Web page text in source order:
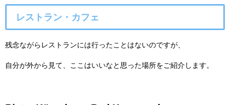
レストラン・カフェ
残念ながらレストランには行ったことはないのですが、
自分が外から見て、ここはいいなと思った場所をご紹介します。